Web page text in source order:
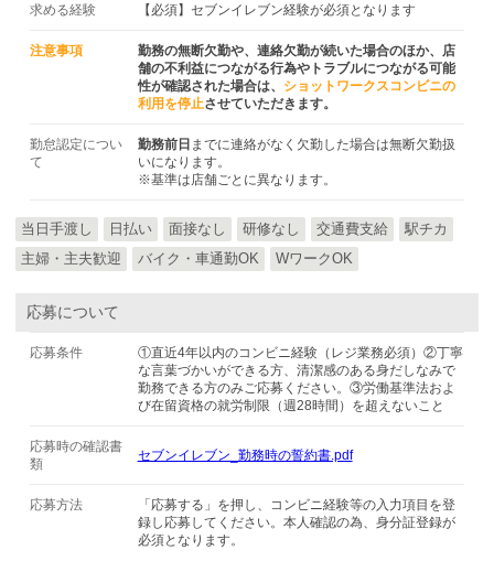
求める経験 【必須】セブンイレブン経験が必須となります
注意事項
勤務の無断欠勤や、連絡欠勤が続いた場合のほか、店
舗の不利益につながる行為やトラブルにつながる可能
性が確認された場合は、
ショットワークスコンビニの
利用を停止させていただきます。
勤怠認定につい
て
勤務前日 までに連絡がなく欠勤した場合は無断欠勤扱
いになります。
※基準は店舗ごとに異なります。
当日手渡し 日払い 面接なし 研修なし 交通費支給
駅チカ
主婦・主夫歓迎
バイク・車通勤OK WワークOK
応募について
応募条件
①直近4年以内のコンビニ経験（レジ業務必須）②丁寧
な言葉づかいができる方、清潔感のある身だしなみで
勤務できる方のみご応募ください。③労働基準法およ
び在留資格の就労制限（週28時間）を超えないこと
応募時の確認書
類
セブンイレブン_勤務時の誓約書.pdf
応募方法
「応募する」を押し、コンビニ経験等の入力項目を登
録し応募してください。本人確認の為、身分証登録が
必須となります。